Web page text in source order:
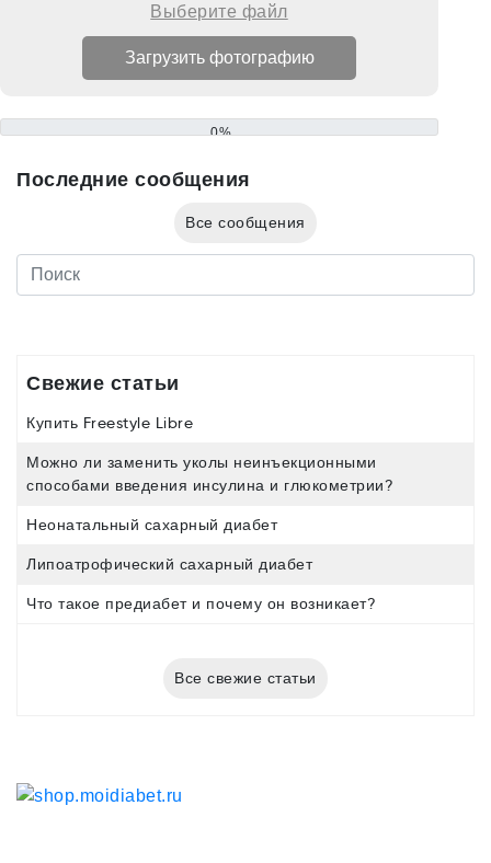
Выберите файл
0%
Последние сообщения
Все сообщения
Свежие статьи
Купить Freestyle Libre
Можно ли заменить уколы неинъекционными
способами введения инсулина и глюкометрии?
Неонатальный сахарный диабет
Липоатрофический сахарный диабет
Что такое предиабет и почему он возникает?
Все свежие статьи